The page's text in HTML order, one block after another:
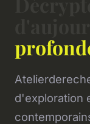
d'exploration